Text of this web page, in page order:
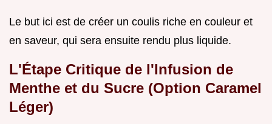
Le but ici est de créer un coulis riche en couleur et
en saveur, qui sera ensuite rendu plus liquide.
L'Étape Critique de l'Infusion de
Menthe et du Sucre (Option Caramel
Léger)